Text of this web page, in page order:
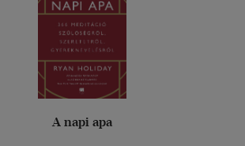
A napi apa